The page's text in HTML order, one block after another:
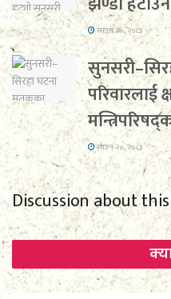
साउन २०, २०८३
परिवारलाई
साउन २०, २०८३
Discussion about